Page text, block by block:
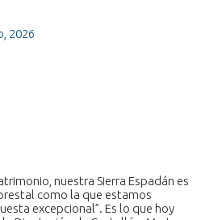
2026
nuestra Sierra Espadán es
como la que estamos
excepcional”. Es lo que hoy